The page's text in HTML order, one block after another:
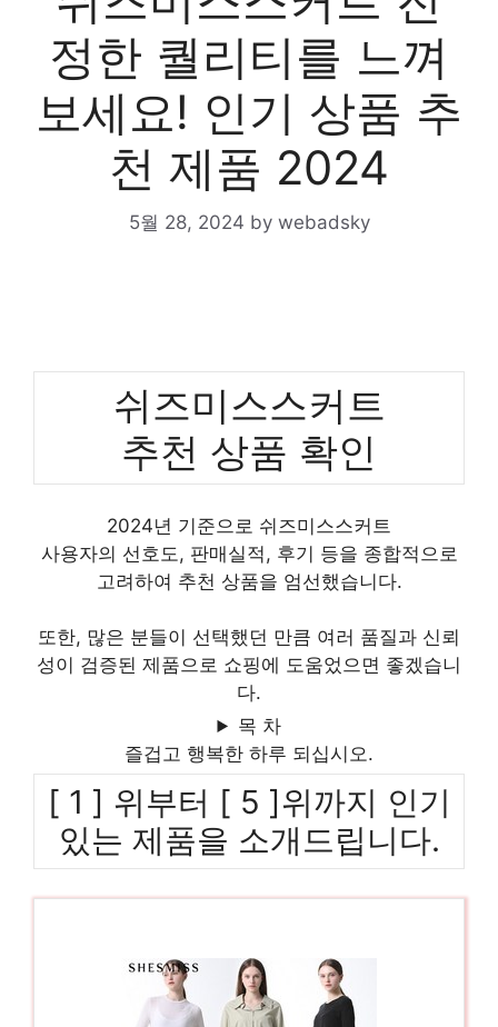
정한 퀄리티를 느껴
보세요! 인기 상품 추
천 제품 2024
5월 28, 2024 by webadsky
쉬즈미스스커트
추천 상품 확인
2024년 기준으로 쉬즈미스스커트
사용자의 선호도, 판매실적, 후기 등을 종합적으로
고려하여 추천 상품을 엄선했습니다.
또한, 많은 분들이 선택했던 만큼 여러 품질과 신뢰
성이 검증된 제품으로 쇼핑에 도움었으면 좋겠습니
다.
목 차
즐겁고 행복한 하루 되십시오.
[ 1 ] 위부터 [ 5 ]위까지 인기
있는 제품을 소개드립니다.